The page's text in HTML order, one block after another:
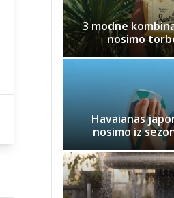
3 modne
nosimo
Havaianas
nosimo iz